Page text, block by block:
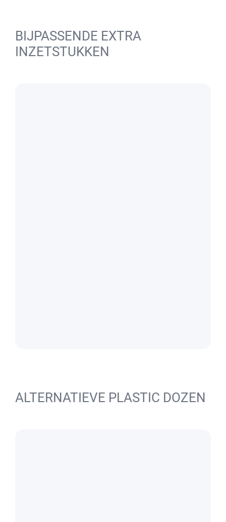
BIJPASSENDE EXTRA
INZETSTUKKEN
ALTERNATIEVE PLASTIC DOZEN